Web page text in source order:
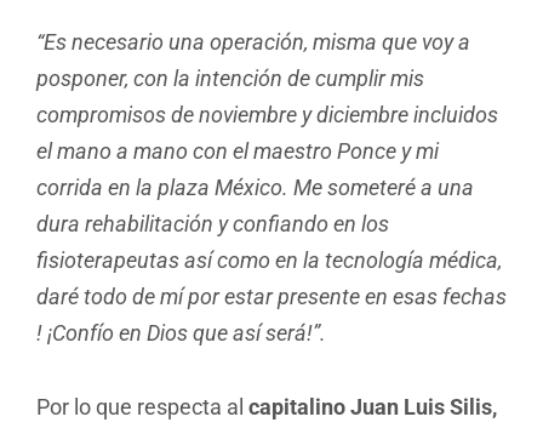
“Es necesario una operación, misma que voy a
posponer, con la intención de cumplir mis
compromisos de noviembre y diciembre incluidos
el mano a mano con el maestro Ponce y mi
corrida en la plaza México. Me someteré a una
dura rehabilitación y confiando en los
fisioterapeutas así como en la tecnología médica,
daré todo de mí por estar presente en esas fechas
! ¡Confío en Dios que así será!”.
Por lo que respecta al capitalino Juan Luis Silis,